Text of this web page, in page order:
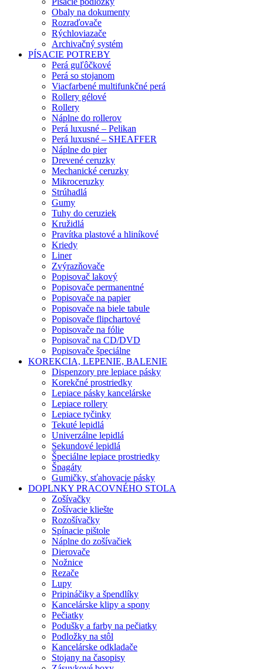
Obaly na dokumenty
Rozraďovače
Rýchloviazače
Archivačný systém
PÍSACIE POTREBY
Perá guľôčkové
Perá so stojanom
Viacfarbené multifunkčné perá
Rollery gélové
Rollery
Náplne do rollerov
Perá luxusné – Pelikan
Perá luxusné – SHEAFFER
Náplne do pier
Drevené ceruzky
Mechanické ceruzky
Mikroceruzky
Strúhadlá
Gumy
Tuhy do ceruziek
Kružidlá
Pravítka plastové a hliníkové
Kriedy
Liner
Zvýrazňovače
Popisovač lakový
Popisovače permanentné
Popisovače na papier
Popisovače na biele tabule
Popisovače flipchartové
Popisovače na fólie
Popisovač na CD/DVD
Popisovače špeciálne
KOREKCIA, LEPENIE, BALENIE
Dispenzory pre lepiace pásky
Korekčné prostriedky
Lepiace pásky kancelárske
Lepiace rollery
Lepiace tyčinky
Tekuté lepidlá
Univerzálne lepidlá
Sekundové lepidlá
Špeciálne lepiace prostriedky
Špagáty
Gumičky, sťahovacie pásky
DOPLNKY PRACOVNÉHO STOLA
Zošívačky
Zošívacie kliešte
Rozošívačky
Spínacie pištole
Náplne do zošívačiek
Dierovače
Nožnice
Rezače
Lupy
Pripináčiky a špendlíky
Kancelárske klipy a spony
Pečiatky
Podušky a farby na pečiatky
Podložky na stôl
Kancelárske odkladače
Stojany na časopisy